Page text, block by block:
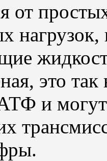
от
нагрузок,
это
и